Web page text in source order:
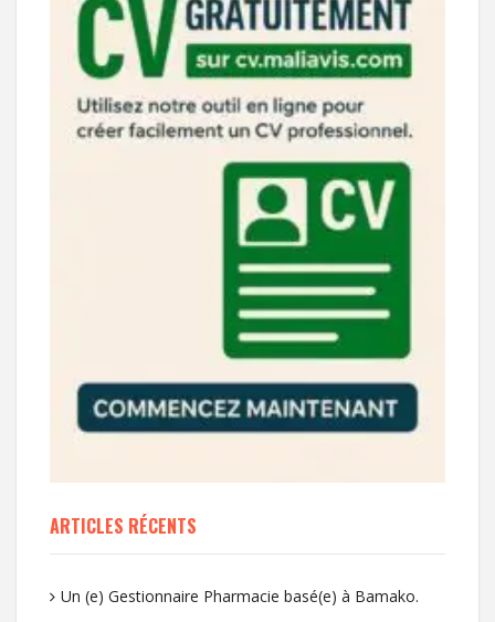
ARTICLES RÉCENTS
Un (e) Gestionnaire Pharmacie basé(e) à Bamako.